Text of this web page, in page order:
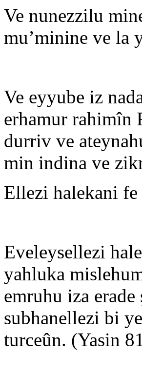
Ve nunezzilu
mu’minine ve la
Ve eyyube iz
erhamur rahimîn
durriv ve
min indina ve
Ellezi halekani
Eveleysellezi
yahluka
emruhu iza
subhanellezi bi
turceûn. (Yasin